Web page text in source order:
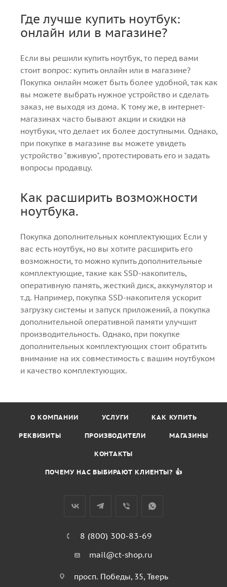
Где лучше купить ноутбук:
онлайн или в магазине?
Если вы решили купить ноутбук, то перед вами
стоит вопрос: купить онлайн или в магазине?
Покупка онлайн может быть более удобной, так как
вы можете выбрать нужное устройство и сделать
заказ, не выходя из дома. К тому же, в интернет-
магазинах часто бывают акции и скидки на
ноутбуки, что делает их более доступными. Однако,
при покупке в магазине вы можете увидеть
устройство "вживую", протестировать его и задать
вопросы продавцу.
Как расширить возможности
ноутбука.
Покупка дополнительных комплектующих Если у
вас есть ноутбук, но вы хотите расширить его
возможности, то можно купить дополнительные
комплектующие, такие как SSD-накопитель,
оперативную память, жесткий диск, аккумулятор и
т.д. Например, покупка SSD-накопителя ускорит
загрузку системы и запуск приложений, а покупка
дополнительной оперативной памяти улучшит
производительность. Однако, при покупке
дополнительных комплектующих стоит обратить
внимание на их совместимость с вашим ноутбуком
и качество комплектующих.
О КОМПАНИИ УСЛУГИ КАК КУПИТЬ
РЕКВИЗИТЫ ПРОИЗВОДИТЕЛИ МАГАЗИНЫ
КОНТАКТЫ
ПОЧЕМУ НАС ВЫБИРАЮТ КЛИЕНТЫ? 👍
8 (800) 300-83-69
mail@ct-shop.ru
просп. Победы, 35, Тверь